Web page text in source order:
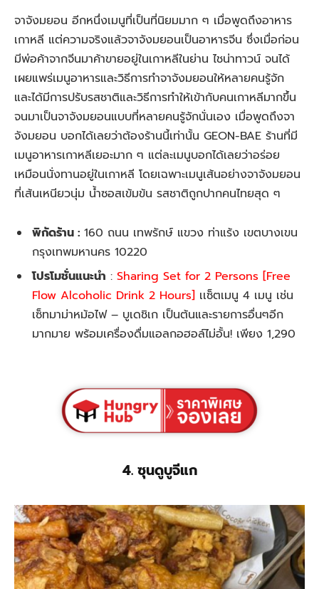
จาจังมยอน อีกหนึ่งเมนูที่เป็นที่นิยมมาก ๆ เมื่อพูดถึงอาหาร
เกาหลี แต่ความจริงแล้วจาจังมยอนเป็นอาหารจีน ซึ่งเมื่อก่อน
มีพ่อค้าจากจีนมาค้าขายอยู่ในเกาหลีในย่าน ไชน่าทาวน์ จนได้
เผยแพร่เมนูอาหารและวิธีการทำจาจังมยอนให้หลายคนรู้จัก
และได้มีการปรับรสชาติและวิธีการทำให้เข้ากับคนเกาหลีมากขึ้น
จนมาเป็นจาจังมยอนแบบที่หลายคนรู้จักนั่นเอง เมื่อพูดถึงจา
จังมยอน บอกได้เลยว่าต้องร้านนี้เท่านั้น GEON-BAE ร้านที่มี
เมนูอาหารเกาหลีเยอะมาก ๆ แต่ละเมนูบอกได้เลยว่าอร่อย
เหมือนนั่งทานอยู่ในเกาหลี โดยเฉพาะเมนูเส้นอย่างจาจังมยอน
ที่เส้นเหนียวนุ่ม น้ำซอสเข้มข้น รสชาติถูกปากคนไทยสุด ๆ
พิกัดร้าน : 160 ถนน เทพรักษ์ แขวง ท่าแร้ง เขตบางเขน
กรุงเทพมหานคร 10220
โปรโมชั่นแนะนำ : Sharing Set for 2 Persons [Free
Flow Alcoholic Drink 2 Hours] เเซ็ตเมนู 4 เมนู เช่น
เซ็ทมาม่าหม้อไฟ – บูเดชิเก เป็นต้นและรายการอื่นๆอีก
มากมาย พร้อมเครื่องดื่มแอลกอฮอล์ไม่อั้น! เพียง 1,290
4. ซุนดูบูจีแก